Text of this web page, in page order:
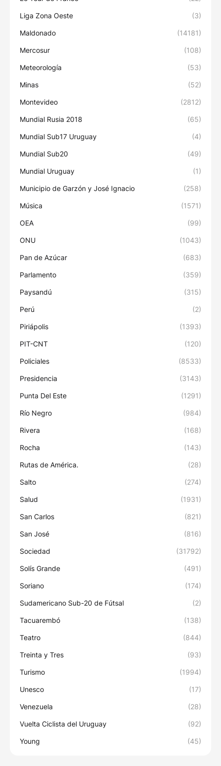
Liga Zona Oeste (3)
Maldonado (14181)
Mercosur (108)
Meteorología (53)
Minas (52)
Montevideo (2812)
Mundial Rusia 2018 (65)
Mundial Sub17 Uruguay (4)
Mundial Sub20 (49)
Mundial Uruguay (1)
Municipio de Garzón y José Ignacio (258)
Música (1571)
OEA (99)
ONU (1043)
Pan de Azúcar (683)
Parlamento (359)
Paysandú (315)
Perú (2)
Piriápolis (1393)
PIT-CNT (120)
Policiales (8533)
Presidencia (3143)
Punta Del Este (1291)
Río Negro (984)
Rivera (168)
Rocha (143)
Rutas de América. (28)
Salto (274)
Salud (1931)
San Carlos (821)
San José (816)
Sociedad (31792)
Solís Grande (491)
Soriano (174)
Sudamericano Sub-20 de Fútsal (2)
Tacuarembó (138)
Teatro (844)
Treinta y Tres (93)
Turismo (1994)
Unesco (17)
Venezuela (28)
Vuelta Ciclista del Uruguay (92)
Young (45)